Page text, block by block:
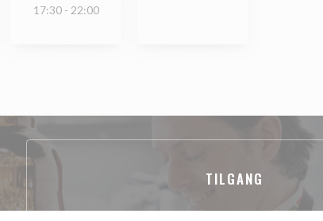
17:30 - 22:00
TILGANG